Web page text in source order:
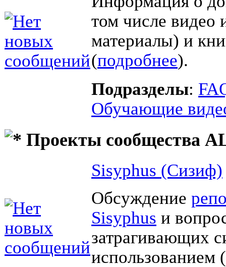
том числе видео
материалы) и
(подробнее).
Подразделы:
Обучающие
Проекты сообщества
Sisyphus (Сизиф)
Обсуждение
Sisyphus и
затрагивающих
использованием (